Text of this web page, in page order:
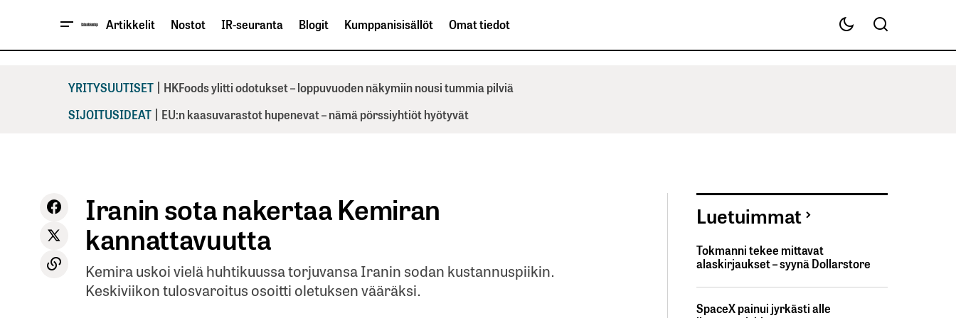
Artikkelit Nostot IR-seuranta Blogit Kumppanisisällöt Omat tiedot
YRITYSUUTISET | HKFoods ylitti odotukset – loppuvuoden näkymiin nousi tummia pilviä
SIJOITUSIDEAT | EU:n kaasuvarastot hupenevat – nämä pörssiyhtiöt hyötyvät
Iranin sota nakertaa Kemiran
kannattavuutta
Kemira uskoi vielä huhtikuussa torjuvansa Iranin sodan kustannuspiikin.
Keskiviikon tulosvaroitus osoitti oletuksen vääräksi.
Luetuimmat
Tokmanni tekee mittavat
alaskirjaukset – syynä Dollarstore
SpaceX painui jyrkästi alle